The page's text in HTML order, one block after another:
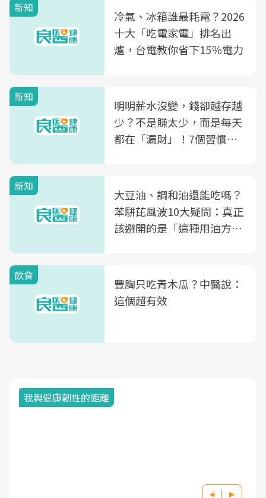
新知
冷氣、冰箱誰最耗電？2026
十大「吃電家電」排名出
爐，台電教你省下15％電力
新知
明明薪水沒變，錢卻越存越
少？不是賺太少，而是每天
都在「漏財」！7個習慣一
新知
大豆油、調和油還能吃嗎？
苯駢芘風波10大疑問：真正
該避開的是「這種用油方
飲食
豐胸只吃青木瓜？中醫說：
這個超有效
我與健康韌性的距離